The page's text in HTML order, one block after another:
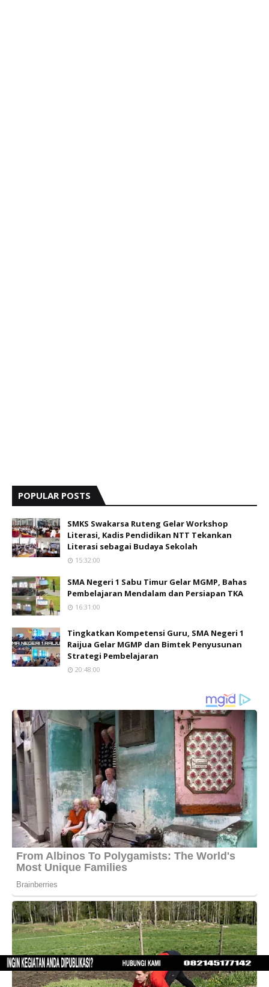
POPULAR POSTS
SMKS Swakarsa Ruteng Gelar Workshop
Literasi, Kadis Pendidikan NTT Tekankan
Literasi sebagai Budaya Sekolah
15:32:00
SMA Negeri 1 Sabu Timur Gelar MGMP, Bahas
Pembelajaran Mendalam dan Persiapan TKA
16:31:00
Tingkatkan Kompetensi Guru, SMA Negeri 1
Raijua Gelar MGMP dan Bimtek Penyusunan
Strategi Pembelajaran
20:48:00